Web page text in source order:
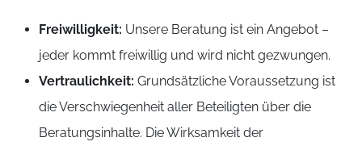
Freiwilligkeit: Unsere Beratung ist ein Angebot –
jeder kommt freiwillig und wird nicht gezwungen.
Vertraulichkeit: Grundsätzliche Voraussetzung ist
die Verschwiegenheit aller Beteiligten über die
Beratungsinhalte. Die Wirksamkeit der